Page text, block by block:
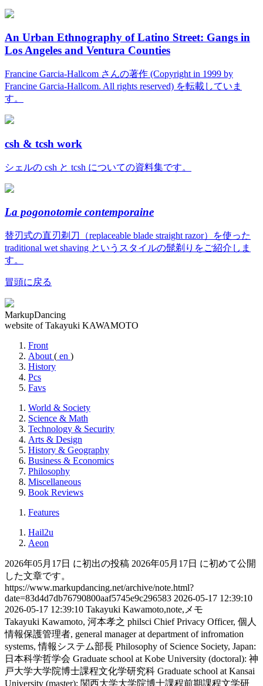
An Urban Ethnography of Latino Street: Gangs in
Los Angeles and Ventura Counties
Francine Garcia-Hallcom さんの著作 (Copyright in 1999 by
Francine Garcia-Hallcom. All rights reserved) を転載していま
す。
csh & tcsh work
シェルの csh と tcsh についての資料集です。
La pogonotomie contemporaine
替刃式の直刃剃刀（replaceable blade straight razor）を使った
traditional wet shaving というスタイルの髭剃りをご紹介しま
す。
冒頭に戻る
MarkupDancing
website of Takayuki KAWAMOTO
Front
About ( en )
History
Pcs
Favs
World & Society
Science & Math
Technology & Security
Arts & Design
History & Geography
Business & Economics
Philosophy
Miscellaneous
Book Reviews
Features
Hail2u
Aeon
2026年05月17日 に初出の投稿 2026年05月17日 に初めて公開
した文章です。
https://www.markupdancing.net/archive/note.html?
date=83d4d7db76790800aaf5745e9c296583 2026-05-17 12:39:10
2026-05-17 12:39:10 Takayuki Kawamoto,note,メモ
Takayuki Kawamoto, 河本孝之 philsci Chief Privacy Officer, 個人
情報保護管理者, general manager at department of infromation
systems, 情報システム部長 Philosophy of Science Society, Japan:
日本科学哲学会 Graduate school at Kobe University (doctoral): 神
戸大学大学院博士課程文化学研究科 Graduate school at Kansai
University (master): 関西大学大学院博士課程前期課程文学研